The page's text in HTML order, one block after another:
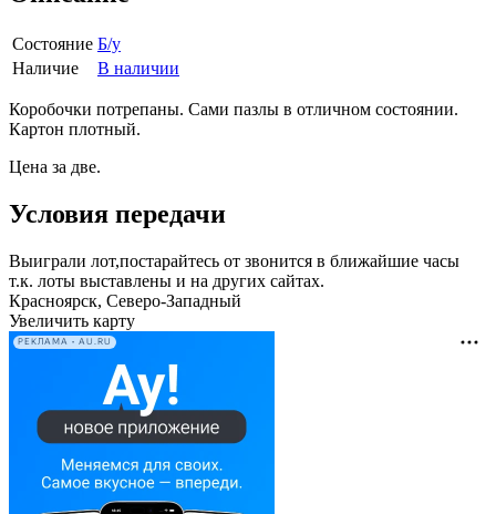
Состояние Б/у
Наличие
В наличии
Коробочки потрепаны. Сами пазлы в отличном состоянии.
Картон плотный.
Цена за две.
Условия передачи
Выиграли лот,постарайтесь от звонится в ближайшие часы
т.к. лоты выставлены и на других сайтах.
Красноярск, Северо-Западный
Увеличить карту
РЕКЛАМА • AU.RU